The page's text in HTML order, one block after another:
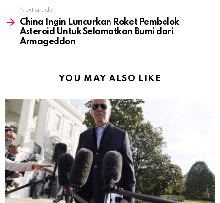
Next article
China Ingin Luncurkan Roket Pembelok
Asteroid Untuk Selamatkan Bumi dari
Armageddon
YOU MAY ALSO LIKE